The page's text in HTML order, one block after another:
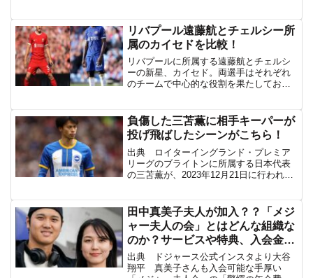
こう。調査機関YouGovによる調査2023年
11月時点の調...
リバプール遠藤航とチェルシー所
属のカイセドを比較！
リバプールに所属する遠藤航とチェルシ
ーの新星、カイセド。両選手はそれぞれ
のチームで中心的な役割を果たしてお
チームの安定感を支え、リバプールに必
要不可欠な存在になっている。...
負傷した三苫薫に相手キーパーが
投げ飛ばしたシーンがこちら！
出典 ロイターイングランド・プレミア
リーグのブライトンに所属する日本代表
の三苫薫が、2023年12月21日に行われた
引き分けに終わったが、三苫は左足首を
痛め、後半3...
田中真美子夫人が加入？？「メジ
ャー夫人の会」とはどんな組織な
のか？サービスや特典、入会金、
主な内容など
出典 ドジャース公式インスタより大谷
翔平 真美子さんも入会可能な手厚い